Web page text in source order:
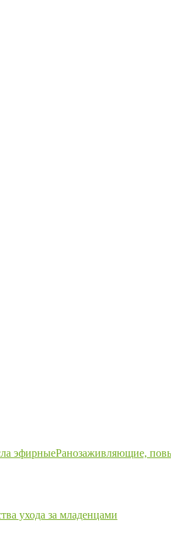
эфирныеРанозаживляющие,
ухода за младенцами